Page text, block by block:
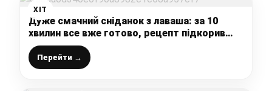
ХІТ
Дуже смачний сніданок з лаваша: за 10
хвилин все вже готово, рецепт підкорив
всю мою сім’ю (словами не передати, як же
це смачно)
Перейти →